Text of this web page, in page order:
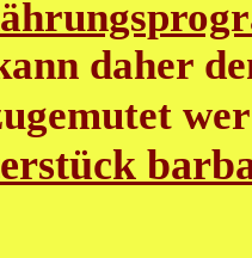
daher